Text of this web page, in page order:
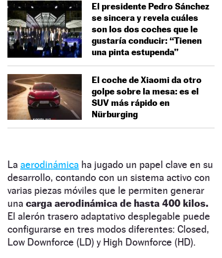
El presidente Pedro Sánchez
se sincera y revela cuáles
son los dos coches que le
gustaría conducir: “Tienen
una pinta estupenda”
El coche de Xiaomi da otro
golpe sobre la mesa: es el
SUV más rápido en
Nürburging
La aerodinámica ha jugado un papel clave en su
desarrollo, contando con un sistema activo con
varias piezas móviles que le permiten generar
una carga aerodinámica de hasta 400 kilos.
El alerón trasero adaptativo desplegable puede
configurarse en tres modos diferentes: Closed,
Low Downforce (LD) y High Downforce (HD).